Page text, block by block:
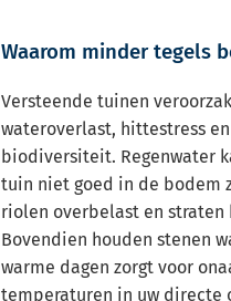
Waarom minder tegels
Versteende tuinen
wateroverlast, hittestress
biodiversiteit. Regenwater
tuin niet goed in de bodem
riolen overbelast en straten
Bovendien houden stenen
warme dagen zorgt voor
temperaturen in uw directe